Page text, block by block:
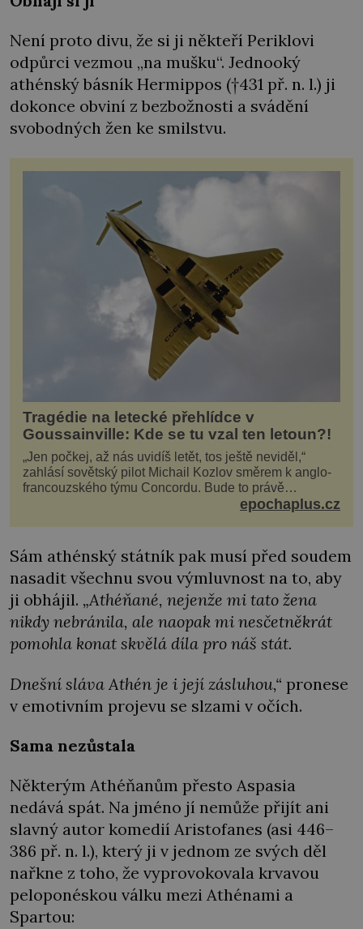
Není proto divu, že si ji někteří Periklovi
odpůrci vezmou „na mušku“. Jednooký
athénský básník Hermippos (†431 př. n. l.) ji
dokonce obviní z bezbožnosti a svádění
svobodných žen ke smilstvu.
Tragédie na letecké přehlídce v
Goussainville: Kde se tu vzal ten letoun?!
„Jen počkej, až nás uvidíš letět, tos ještě neviděl,“
zahlásí sovětský pilot Michail Kozlov směrem k anglo-
francouzského týmu Concordu. Bude to právě
konkurenční boj, co bude stát za smrtí celé 6členné
epochaplus.cz
Sám athénský státník pak musí před soudem
nasadit všechnu svou výmluvnost na to, aby
ji obhájil. „Athéňané, nejenže mi tato žena
nikdy nebránila, ale naopak mi nesčetněkrát
pomohla konat skvělá díla pro náš stát.
Dnešní sláva Athén je i její zásluhou,“ pronese
v emotivním projevu se slzami v očích.
Sama nezůstala
Některým Athéňanům přesto Aspasia
nedává spát. Na jméno jí nemůže přijít ani
slavný autor komedií Aristofanes (asi 446–
386 př. n. l.), který ji v jednom ze svých děl
nařkne z toho, že vyprovokovala krvavou
peloponéskou válku mezi Athénami a
Spartou: